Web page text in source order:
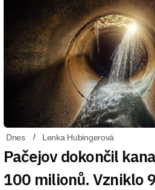
Dnes Lenka Hubingerová
Pačejov dokončil
100 milionů. Vzniklo